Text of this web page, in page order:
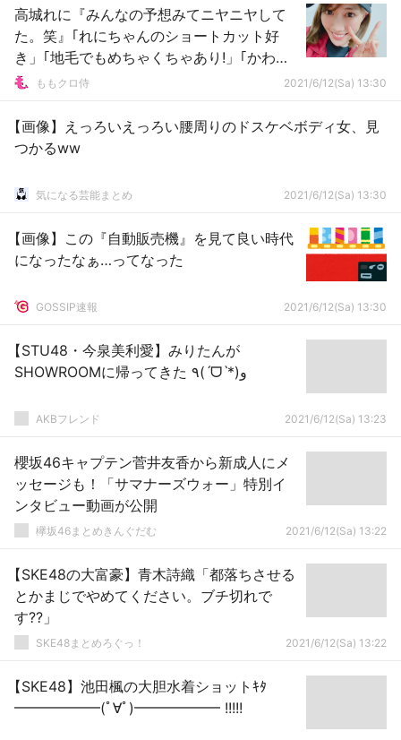
高城れに『みんなの予想みてニヤニヤして
た。笑』｢れにちゃんのショートカット好
き」｢地毛でもめちゃくちゃあり!」｢かわい
い」ももクロ侍 2021/6/12(Sa) 13:30
【画像】えっろいえっろい腰周りのドスケベボディ女、見
つかるww
気になる芸能まとめ 2021/6/12(Sa) 13:30
【画像】この『自動販売機』を見て良い時代
になったなぁ…ってなった
GOSSIP速報 2021/6/12(Sa) 13:30
【STU48・今泉美利愛】みりたんが
AKBフレンド 2021/6/12(Sa) 13:23
櫻坂46キャプテン菅井友香から新成人にメ
ッセージも！「サマナーズウォー」特別イ
ンタビュー動画が公開
欅坂46まとめきんぐだむ 2021/6/12(Sa) 13:22
【SKE48の大富豪】青木詩織「都落ちさせる
とかまじでやめてください。ブチ切れで
す??」
SKE48まとめろぐっ！ 2021/6/12(Sa) 13:22
【SKE48】池田楓の大胆水着ショットｷﾀ
━━━━━━(ﾟ∀ﾟ)━━━━━━ !!!!!